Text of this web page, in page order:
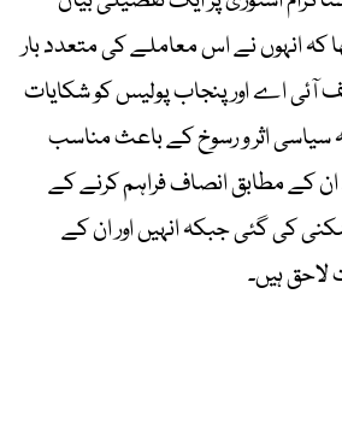
کہ انہوں نے اس معاملے کی متعدد بار
آئی اے اور پنجاب پولیس کو شکایات
سیاسی اثر و رسوخ کے باعث مناسب
ان کے مطابق انصاف فراہم کرنے کے
کی گئی جبکہ انہیں اور ان کے
لاحق ہیں۔